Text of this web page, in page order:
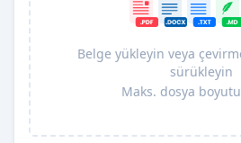
Belge yükleyin veya
sürükleyin
Maks. dosya boyutu